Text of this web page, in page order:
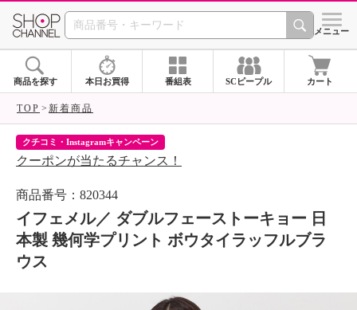
SHOP CHANNEL シメニュー
商品を探す 本日お買得 番組表 SCピープル カート
TOP 新着商品
クチコミ・Instagramキャンペーン
クーポンが当たるチャンス！
商品番号：820344
イフェメル／ ダブルフェーストーキョー 日
本製 幾何学プリント ボウタイラッフルブラ
ウス